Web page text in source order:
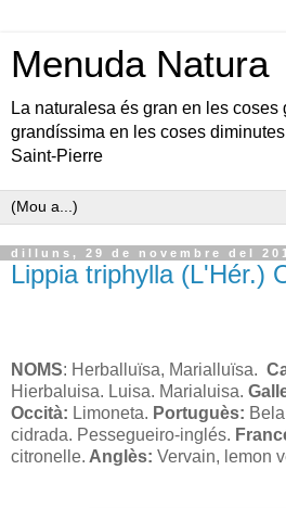
Menuda Natura
La naturalesa és gran en les coses
grandíssima en les coses
Saint-Pierre
dilluns, 29 de novembre del
Lippia triphylla (L'Hér.)
NOMS: Herballuïsa, Marialluïsa.
Hierbaluisa. Luisa. Marialuisa.
Occità: Limoneta. Portuguès:
cidrada. Pessegueiro-inglés.
citronelle. Anglès: Vervain, lemon